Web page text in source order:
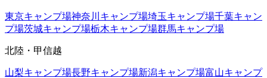
東京キャンプ場神奈川 キャンプ場埼玉キャンプ場千葉キャン
プ場茨城キャンプ場栃木キャンプ場群馬キャンプ場
北陸・甲信越
山梨キャンプ場長野キャンプ場新潟キャンプ場富山キャンプ